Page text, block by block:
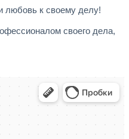
любовь к своему делу!
своего дела,